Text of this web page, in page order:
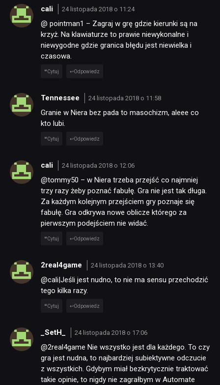
cali 24 listopada 2018 o 11:24
@ pointman1 – Zagraj w grę gdzie kierunki są na
krzyż. Na klawiaturze to prawie niewykonalne i
niewygodne gdzie granica błędu jest niewielka i
czasowa.
Cytuj Odpowiedz
Tennessee 24 listopada 2018 o 11:58
Granie w Niera bez pada to masochizm, aleee co
kto lubi.
Cytuj Odpowiedz
cali 24 listopada 2018 o 12:06
@tommy50 – w Niera trzeba przejść co najmniej
trzy razy żeby poznać fabułę. Gra nie jest tak długa.
Za każdym kolejnym przejściem gry poznaje się
fabułę. Gra odkrywa nowe oblicze którego za
pierwszym podejściem nie widać.
Cytuj Odpowiedz
2real4game 24 listopada 2018 o 13:40
@cali|Jeśli jest nudno, to nie ma sensu przechodzić
tego kilka razy.
Cytuj Odpowiedz
_SetH_ 24 listopada 2018 o 17:06
@2real4game Nie wszystko jest dla każdego. To czy
gra jest nudna, to najbardziej subiektywne odczucie
z wszystkich. Gdybym miał bezkrytycznie traktować
takie opinie, to nigdy nie zagrałbym w Automate